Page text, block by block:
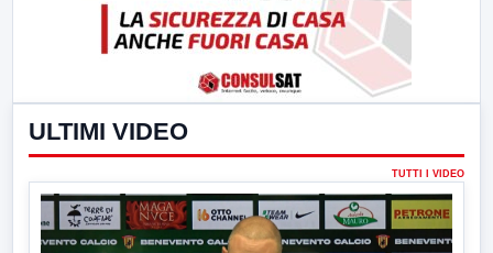
ULTIMI VIDEO
TUTTI I VIDEO